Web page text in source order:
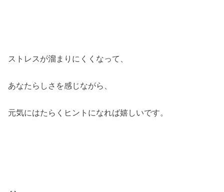
ストレスが溜まりにくくなって、
あなたらしさを感じながら、
元気にはたらくヒントになれば嬉しいです。